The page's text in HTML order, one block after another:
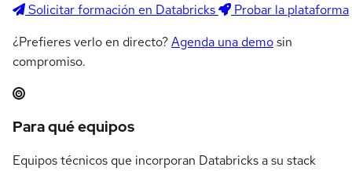
Solicitar formación en Databricks
Probar la plataforma
¿Prefieres verlo en directo?Agenda una demosin
compromiso.
Resumen del itinerario en Databricks
Para qué equipos
Equipos técnicos que incorporan Databricks a su stack